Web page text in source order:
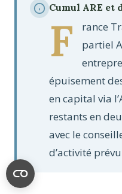
Cumul ARE et
F
rance
partiel
épuisement
en capital via
restants en
avec le
d’activité